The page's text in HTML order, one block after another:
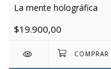
La mente holográfica
$19.900,00